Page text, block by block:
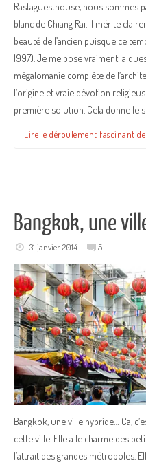
Rastaguesthouse, nous sommes
blanc de Chiang Rai. Il mérite
beauté de l’ancien puisque ce
1997). Je me pose vraiment la
mégalomanie complète de
l’origine et vraie dévotion
première solution. Cela donne le
Lire le déroulement fascinant
Bangkok, une
31 janvier 2014 5
Bangkok, une ville hybride… Ca,
cette ville. Elle a le charme des
l’attrait des grandes métropoles.